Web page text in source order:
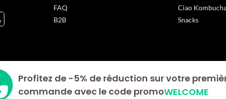
FAQ
B2B
Ciao
Snacks
Profitez de -5% de réduction sur votre
commande avec le code promoWELCOME
vos Options